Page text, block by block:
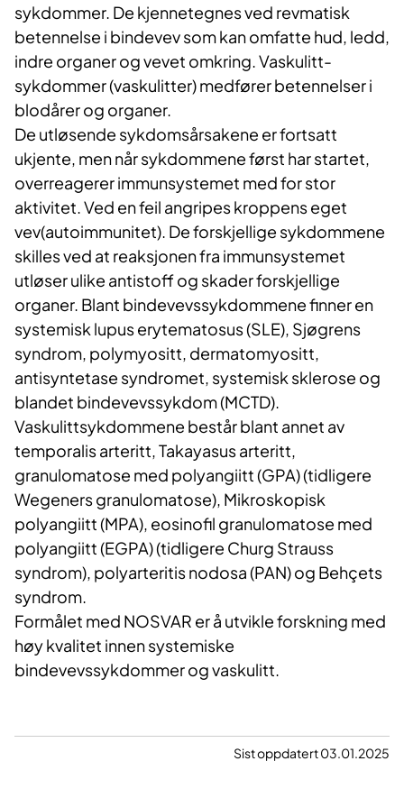
sykdommer. De kjennetegnes ved revmatisk
betennelse i bindevev som kan omfatte hud, ledd,
indre organer og vevet omkring. Vaskulitt-
sykdommer (vaskulitter) medfører betennelser i
blodårer og organer.
De utløsende sykdomsårsakene er fortsatt
ukjente, men når sykdommene først har startet,
overreagerer immunsystemet med for stor
aktivitet. Ved en feil angripes kroppens eget
vev(autoimmunitet). De forskjellige sykdommene
skilles ved at reaksjonen fra immunsystemet
utløser ulike antistoff og skader forskjellige
organer. Blant bindevevssykdommene finner en
systemisk lupus erytematosus (SLE), Sjøgrens
syndrom, polymyositt, dermatomyositt,
antisyntetase syndromet, systemisk sklerose og
blandet bindevevssykdom (MCTD).
Vaskulittsykdommene består blant annet av
temporalis arteritt, Takayasus arteritt,
granulomatose med polyangiitt (GPA) (tidligere
Wegeners granulomatose), Mikroskopisk
polyangiitt (MPA), eosinofil granulomatose med
polyangiitt (EGPA) (tidligere Churg Strauss
syndrom), polyarteritis nodosa (PAN) og Behçets
syndrom.
Formålet med NOSVAR er å utvikle forskning med
høy kvalitet innen systemiske
bindevevssykdommer og vaskulitt.
Sist oppdatert 03.01.2025